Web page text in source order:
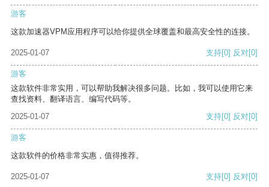
游客
这款加速器VPM应用程序可以给你提供全球覆盖和最高安全性的连接。
2025-01-07 支持[0] 反对[0]
游客
这款软件非常实用，可以帮助我解决很多问题。比如，我可以使用它来
查找资料、翻译语言、编写代码等。
2025-01-07
支持[0] 反对[0]
游客
这款软件的价格非常实惠，值得推荐。
2025-01-07 支持[0] 反对[0]